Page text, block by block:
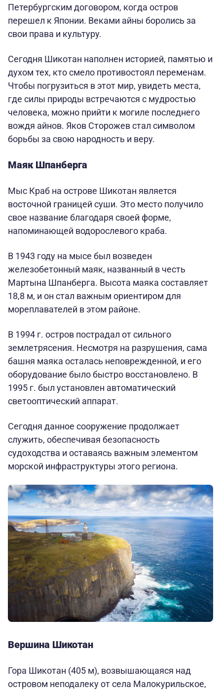
Петербургским договором, когда остров
перешел к Японии. Веками айны боролись за
свои права и культуру.
Сегодня Шикотан наполнен историей, памятью и
духом тех, кто смело противостоял переменам.
Чтобы погрузиться в этот мир, увидеть места,
где силы природы встречаются с мудростью
человека, можно прийти к могиле последнего
вождя айнов. Яков Сторожев стал символом
борьбы за свою народность и веру.
Маяк Шпанберга
Мыс Краб на острове Шикотан является
восточной границей суши. Это место получило
свое название благодаря своей форме,
напоминающей водорослевого краба.
В 1943 году на мысе был возведен
железобетонный маяк, названный в честь
Мартына Шпанберга. Высота маяка составляет
18,8 м, и он стал важным ориентиром для
мореплавателей в этом районе.
В 1994 г. остров пострадал от сильного
землетрясения. Несмотря на разрушения, сама
башня маяка осталась неповрежденной, и его
оборудование было быстро восстановлено. В
1995 г. был установлен автоматический
светооптический аппарат.
Сегодня данное сооружение продолжает
служить, обеспечивая безопасность
судоходства и оставаясь важным элементом
морской инфраструктуры этого региона.
Вершина Шикотан
Гора Шикотан (405 м), возвышающаяся над
островом неподалеку от села Малокурильское,